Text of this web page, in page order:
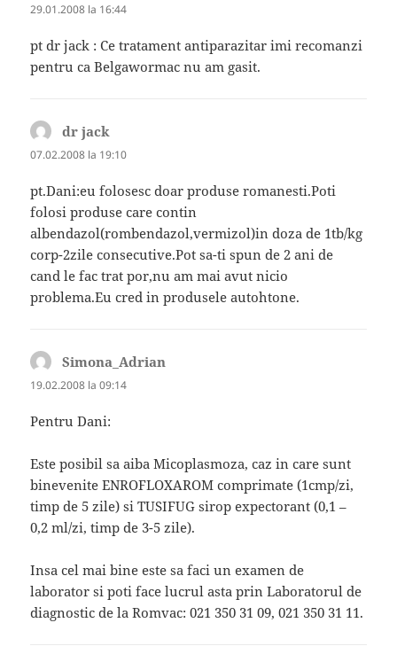
29.01.2008 la 16:44
pt dr jack : Ce tratament antiparazitar imi recomanzi
pentru ca Belgawormac nu am gasit.
dr jack
07.02.2008 la 19:10
pt.Dani:eu folosesc doar produse romanesti.Poti
folosi produse care contin
albendazol(rombendazol,vermizol)in doza de 1tb/kg
corp-2zile consecutive.Pot sa-ti spun de 2 ani de
cand le fac trat por,nu am mai avut nicio
problema.Eu cred in produsele autohtone.
Simona_Adrian
19.02.2008 la 09:14
Pentru Dani:
Este posibil sa aiba Micoplasmoza, caz in care sunt
binevenite ENROFLOXAROM comprimate (1cmp/zi,
timp de 5 zile) si TUSIFUG sirop expectorant (0,1 –
0,2 ml/zi, timp de 3-5 zile).
Insa cel mai bine este sa faci un examen de
laborator si poti face lucrul asta prin Laboratorul de
diagnostic de la Romvac: 021 350 31 09, 021 350 31 11.